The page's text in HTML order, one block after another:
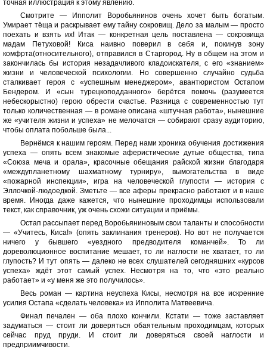
точная иллюстрация к этому явлению.
Смотрите — Ипполит Воробьянинов очень хочет быть богатым.
Умирает тёща и раскрывает ему тайну сокровищ. Дело за малым — просто
поехать и взять их! Итак — конкретная цель поставлена — сокровища
мадам Петуховой! Киса наивно поверил в себя и, покинув зону
комфрта(относительного), отправился в Старгород. Ну в общем на этом и
закончилась бы история незадачливого кладоискателя, с его «знанием»
жизни и человеческой психологии. Но совершенно случайно судьба
сталкивает героя с «успешным менеджером», авантюристом Остапом
Бендером. И «сын турецкоподданного» берётся помочь (разумеется
небескорыстно) герою обрести счастье. Разница с современностью тут
только количественная — в романе описана «штучная работа», нынешние
же «учителя жизни и успеха» не мелочатся — собирают сразу аудиторию,
чтобы оплата побольше была...
Вернёмся к нашим героям. Перед нами хроника обучения достижения
успеха — опять всем знакомые аферистические дутые общества, типа
«Союза меча и орала», красочные обещания райской жизни благодаря
«междупланетному шахматному турниру», вымогательства в виде
«пожарной инспекции», игра на человеческой глупости — история с
Эллочкой-людоедкой. Зметьте — все аферы прекрасно работают и в наше
время. Иногда даже кажется, что нынешние проходимцы использовали
текст, как справочник, уж очень схожи ситуации и приёмы.
Остап рассыпает перед Воробьяниновым свои таланты и способности
— «Учитесь, Киса!» (опять заклинания тренеров). Но вот не получается
ничего у бывшего «уездного предводителя команчей». То ли
дореволюционное воспитание мешает, то ли наглости не хватает, то ли
глупость? И тут опять — далеко не всех слушателей сегодняшних «курсов
успеха» ждёт этот самый успех. Несмотря на то, что «это реально
работает» и «у меня же это получилось».
Весь роман — картина неуспеха Кисы, несмотря на все искренние
усилия Остапа «сделать человека» из Ипполита Матвеевича.
Финал печален — оба плохо кончили. Кстати — тоже заставляет
задуматься — стоит ли доверяться обаятельным проходимцам, которых
сейчас пруд пруди. И стоит ли доверяться своей наглости и
предприимчивости.